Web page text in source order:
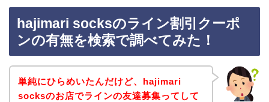
hajimari socksのライン割引クーポ
ンの有無を検索で調べてみた！
単純にひらめいたんだけど、hajimari
socksのお店でラインの友達募集ってして